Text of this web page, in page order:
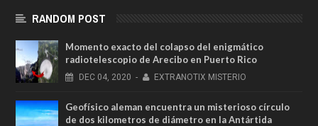
RANDOM POST
Momento exacto del colapso del enigmático
radiotelescopio de Arecibo en Puerto Rico
DEC 04, 2020 - EXTRANOTIX MISTERIO
Geofísico aleman encuentra un misterioso círculo
de dos kilometros de diámetro en la Antártida